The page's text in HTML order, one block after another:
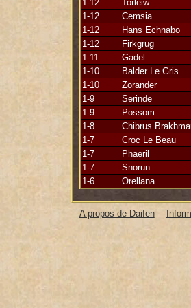
1-12
Torleiw
1-12
Cemsia
1-12
Hans Echnabo
1-12
Firkgrug
1-11
Gadel
1-10
Balder Le Gris
1-10
Zorander
1-9
Serinde
1-9
Possom
1-8
Chibrus
1-7
Croc Le Beau
1-7
Phaeril
1-7
Snorun
1-6
Orellana
A propos de Daifen